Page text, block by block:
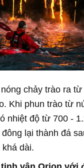
chảy trào ra
Khi phun trào từ
nhiệt độ từ 700 -
lại thành đá
dài.